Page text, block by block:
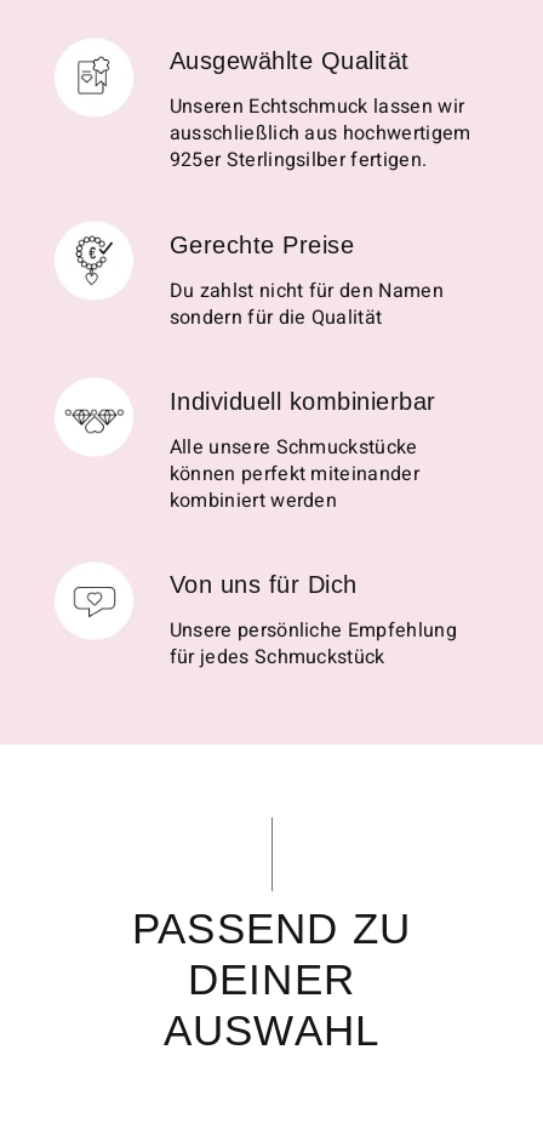
Ausgewählte Qualität
Unseren Echtschmuck lassen wir
ausschließlich aus hochwertigem
925er Sterlingsilber fertigen.
Gerechte Preise
Du zahlst nicht für den Namen
sondern für die Qualität
Individuell kombinierbar
Alle unsere Schmuckstücke
können perfekt miteinander
kombiniert werden
Von uns für Dich
Unsere persönliche Empfehlung
für jedes Schmuckstück
PASSEND ZU
DEINER
AUSWAHL